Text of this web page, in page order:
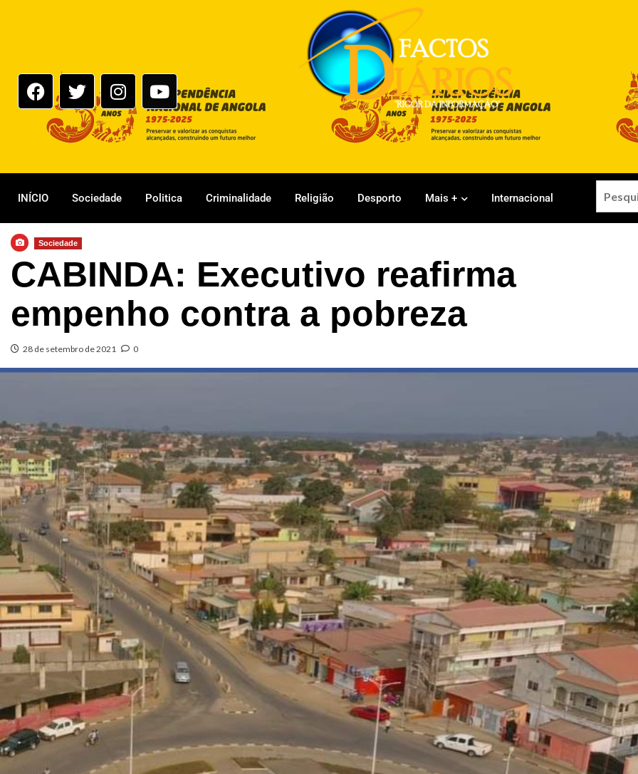
INÍCIO Sociedade Politica Criminalidade Religião Desporto Mais + Internacional
Sociedade
CABINDA: Executivo reafirma
empenho contra a pobreza
28 de setembro de 2021 0